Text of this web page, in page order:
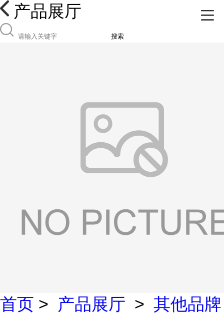
产品展厅
搜索
首页 > 产品展厅 > 其他品牌